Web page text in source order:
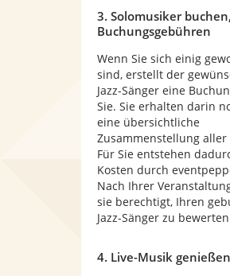
3. Solomusiker
Buchungsgebühren
Wenn Sie sich einig
sind, erstellt der
Jazz-Sänger eine
Sie. Sie erhalten darin
eine übersichtliche
Zusammenstellung aller
Für Sie entstehen
Kosten durch
Nach Ihrer
sie berechtigt, Ihren
Jazz-Sänger zu
4. Live-Musik genießen